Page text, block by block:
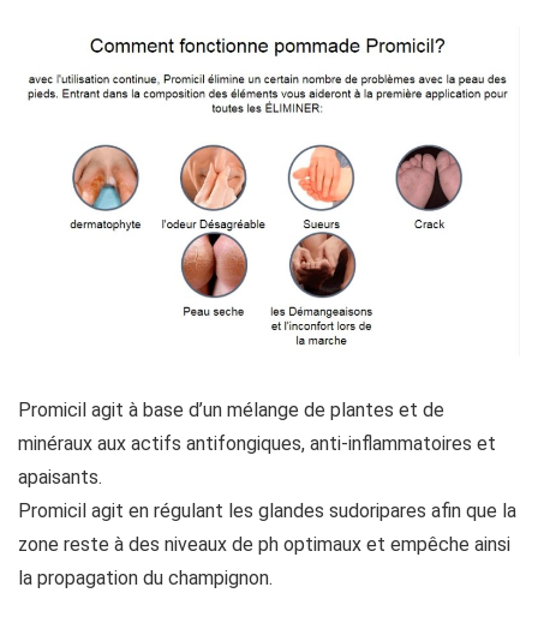
Promicil agit à base d’un mélange de plantes et de
minéraux aux actifs antifongiques, anti-inflammatoires et
apaisants.
Promicil agit en régulant les glandes sudoripares afin que la
zone reste à des niveaux de ph optimaux et empêche ainsi
la propagation du champignon.